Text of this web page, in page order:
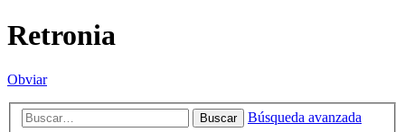
Retronia
Obviar
Buscar Búsqueda avanzada